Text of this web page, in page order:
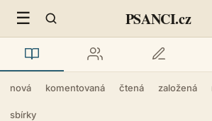
☰ PSANCI.cz
nová komentovaná čtená založená
sbírky